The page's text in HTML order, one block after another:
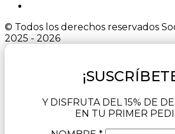
© Todos los derechos reservados
2025 - 2026
Y DISFRUTA DEL 15% DE
EN TU PRIMER